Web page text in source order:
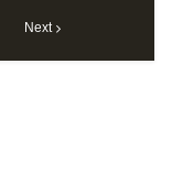
Next